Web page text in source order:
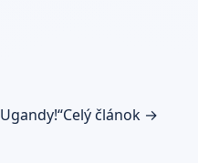
Celý článok →